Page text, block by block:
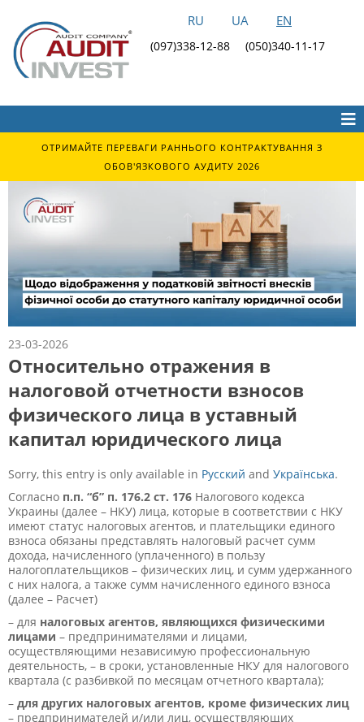
RU UA EN
(097)338-12-88 (050)340-11-17
ОТРИМАЙТЕ ПЕРЕВАГИ РАННЬОГО КОНТРАКТУВАННЯ З
ОБОВ'ЯЗКОВОГО АУДИТУ 2026
23-03-2026
Относительно отражения в
налоговой отчетности взносов
физического лица в уставный
капитал юридического лица
Sorry, this entry is only available in Русский and Українська.
Согласно п.п. “б” п. 176.2 ст. 176 Налогового кодекса
Украины (далее – НКУ) лица, которые в соответствии с НКУ
имеют статус налоговых агентов, и плательщики единого
взноса обязаны представлять налоговый расчет сумм
дохода, начисленного (уплаченного) в пользу
налогоплательщиков – физических лиц, и сумм удержанного
с них налога, а также сумм начисленного единого взноса
(далее – Расчет)
– для налоговых агентов, являющихся физическими
лицами – предпринимателями и лицами,
осуществляющими независимую профессиональную
деятельность, – в сроки, установленные НКУ для налогового
квартала (с разбивкой по месяцам отчетного квартала);
– для других налоговых агентов, кроме физических лиц
– предпринимателей и/или лиц, осуществляющих